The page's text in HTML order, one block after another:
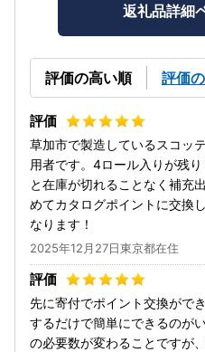
返礼品詳細
評価の高い順 評価
草加市で製造しているスコッ
用者です。4ロール入りが残
と在庫が切れることなく補充
めてカタログポイントに交換
なります！
2025年12月27日東京都在住
先に寄付でポイント交換がで
するだけで簡単にできるのが
の必要数が変わることですが